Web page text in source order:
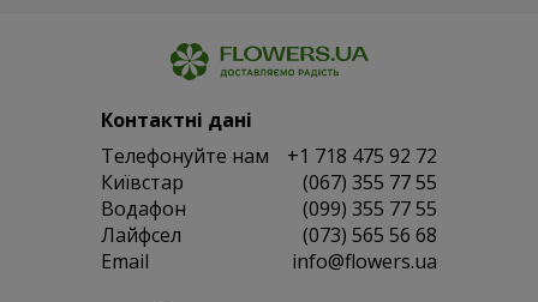
Контактні дані
Телефонуйте нам
+1 718 475 92 72
Київстар
(067) 355 77 55
Водафон
(099) 355 77 55
Лайфсел
(073) 565 56 68
Email
info@flowers.ua